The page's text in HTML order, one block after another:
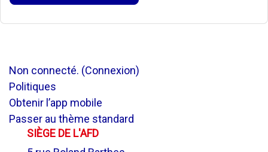
Non connecté. (Connexion)
Politiques
Obtenir l’app mobile
Passer au thème standard
SIÈGE DE L'AFD